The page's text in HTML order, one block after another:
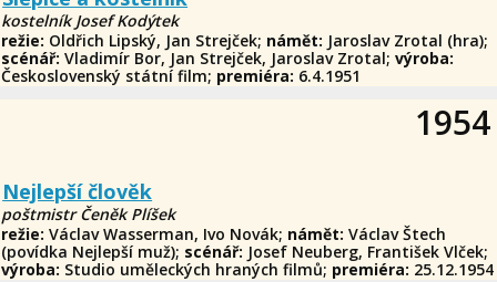
kostelník Josef Kodýtek
režie: Oldřich Lipský, Jan Strejček; námět: Jaroslav Zrotal (hra);
scénář: Vladimír Bor, Jan Strejček, Jaroslav Zrotal;výroba:
Československý státní film; premiéra: 6.4.1951
1954
Nejlepší člověk
poštmistr Čeněk Plíšek
režie: Václav Wasserman, Ivo Novák; námět:Václav Štech
(povídka Nejlepší muž); scénář: Josef Neuberg, František Vlček;
výroba: Studio uměleckých hraných filmů; premiéra: 25.12.1954